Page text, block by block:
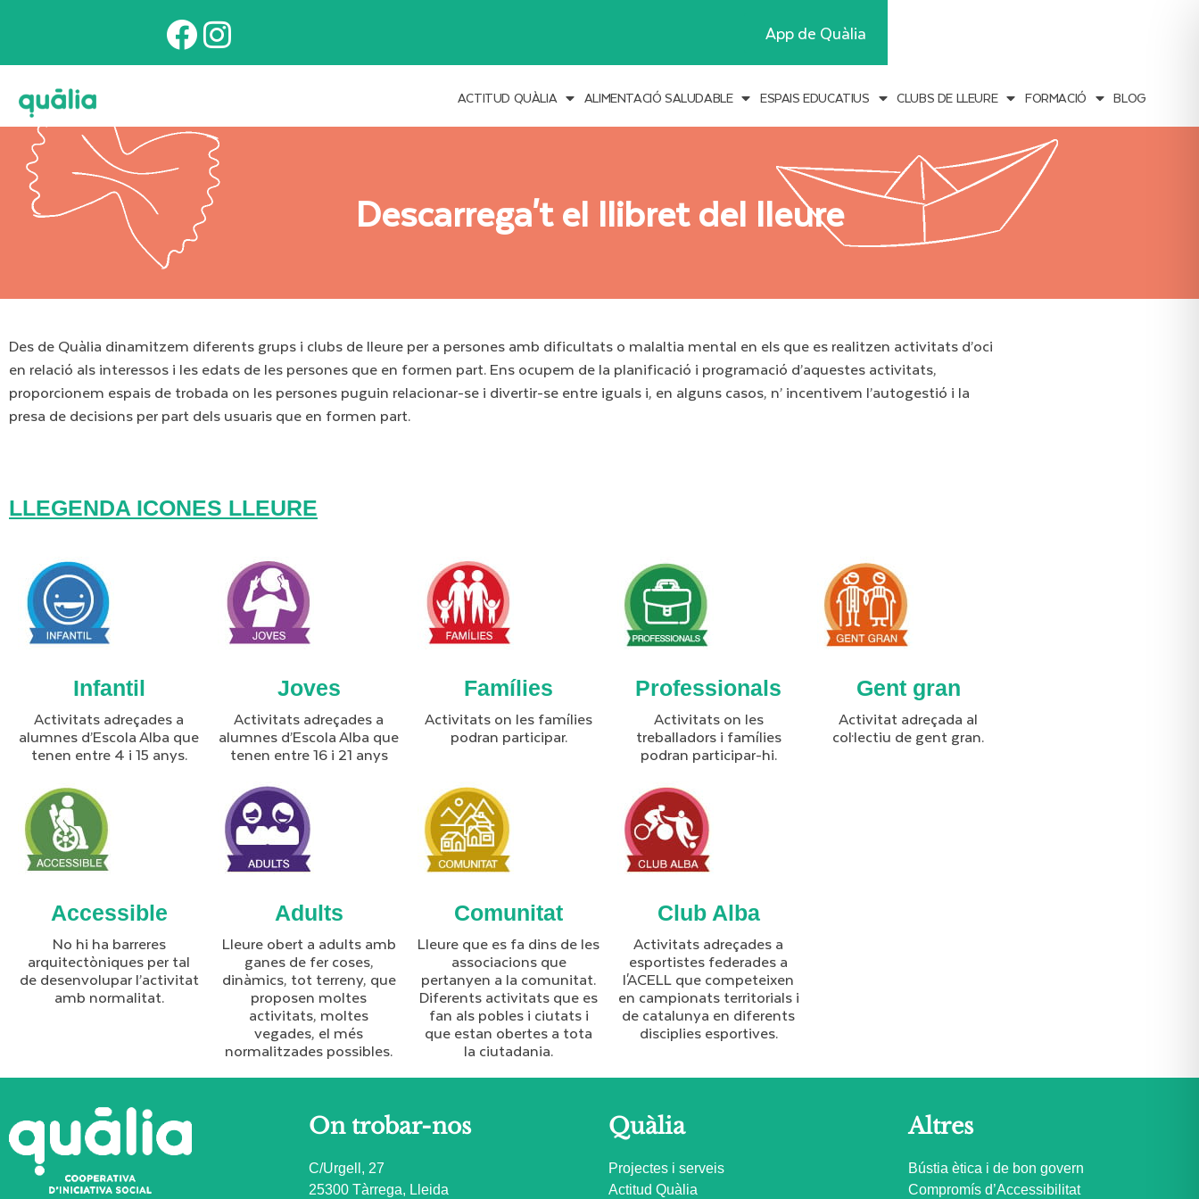
App de Quàlia
ACTITUD QUÀLIA ALIMENTACIÓ SALUDABLE ESPAIS EDUCATIUS CLUBS DE LLEURE FORMACIÓ BLOG
Descarrega't el llibret del lleure
Des de Quàlia dinamitzem diferents grups i clubs de lleure per a persones amb dificultats o malaltia mental en els que es realitzen activitats d’oci
en relació als interessos i les edats de les persones que en formen part. Ens ocupem de la planificació i programació d’aquestes activitats,
proporcionem espais de trobada on les persones puguin relacionar-se i divertir-se entre iguals i, en alguns casos, n’ incentivem l’autogestió i la
presa de decisions per part dels usuaris que en formen part.
LLEGENDA ICONES LLEURE
Infantil
Activitats adreçades a
alumnes d’Escola Alba que
tenen entre 4 i 15 anys.
Joves
Activitats adreçades a
alumnes d’Escola Alba que
tenen entre 16 i 21 anys
Famílies
Activitats on les famílies
podran participar.
Professionals
Activitats on les
treballadors i famílies
podran participar-hi.
Gent gran
Activitat adreçada al
col·lectiu de gent gran.
Accessible
No hi ha barreres
arquitectòniques per tal
de desenvolupar l’activitat
amb normalitat.
Adults
Lleure obert a adults amb
ganes de fer coses,
dinàmics, tot terreny, que
proposen moltes
activitats, moltes
vegades, el més
normalitzades possibles.
Comunitat
Lleure que es fa dins de les
associacions que
pertanyen a la comunitat.
Diferents activitats que es
fan als pobles i ciutats i
que estan obertes a tota
la ciutadania.
Club Alba
Activitats adreçades a
esportistes federades a
l'ACELL que competeixen
en campionats territorials i
de catalunya en diferents
disciplies esportives.
On trobar-nos
C/Urgell, 27
25300 Tàrrega, Lleida
Quàlia
Projectes i serveis
Actitud Quàlia
Altres
Bústia ètica i de bon govern
Compromís d’Accessibilitat